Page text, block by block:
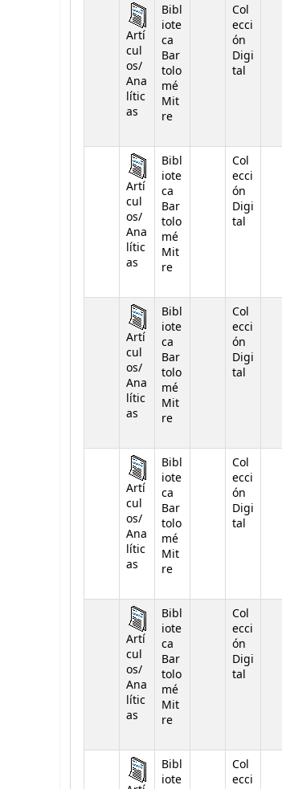
Artí
cul
os/
Ana
lític
as
Bibl
iote
ca
Bar
tolo
mé
Mit
re
Col
ecci
ón
Digi
tal
Artí
cul
os/
Ana
lític
as
Bibl
iote
ca
Bar
tolo
mé
Mit
re
Col
ecci
ón
Digi
tal
Artí
cul
os/
Ana
lític
as
Bibl
iote
ca
Bar
tolo
mé
Mit
re
Col
ecci
ón
Digi
tal
Artí
cul
os/
Ana
lític
as
Bibl
iote
ca
Bar
tolo
mé
Mit
re
Col
ecci
ón
Digi
tal
Artí
cul
os/
Ana
lític
as
Bibl
iote
ca
Bar
tolo
mé
Mit
re
Col
ecci
ón
Digi
tal
Bibl
iote
Col
ecci